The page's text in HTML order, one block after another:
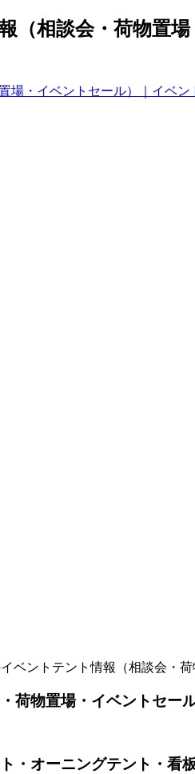
（相談会・荷物置
ベントテント情報（相談会・荷
荷物置場・イベントセール
オーニングテント・看